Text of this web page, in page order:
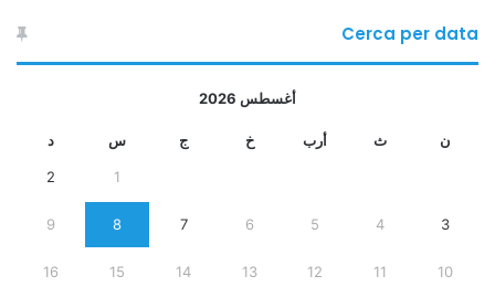
Cerca per data
أغسطس 2026
ن ث أرب خ ج س د
1
2
3
4
5
6
7
8
9
10
11
12
13
14
15
16